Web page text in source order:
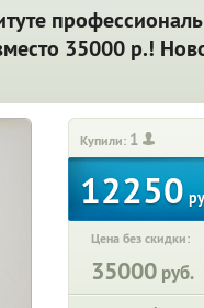
35000 р.!
Купили: 1
12250
Цена без скидки:
35000 руб.